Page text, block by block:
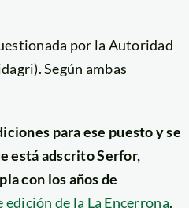
por la Autoridad
Según ambas
para ese puesto y se
está adscrito Serfor,
con los años de
edición de la La Encerrona.